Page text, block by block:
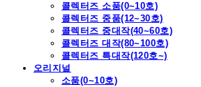
콜렉터즈 소품(0~10호)
콜렉터즈 중품(12~30호)
콜렉터즈 중대작(40~60호)
콜렉터즈 대작(80~100호)
콜렉터즈 특대작(120호~)
오리지널
소품(0~10호)